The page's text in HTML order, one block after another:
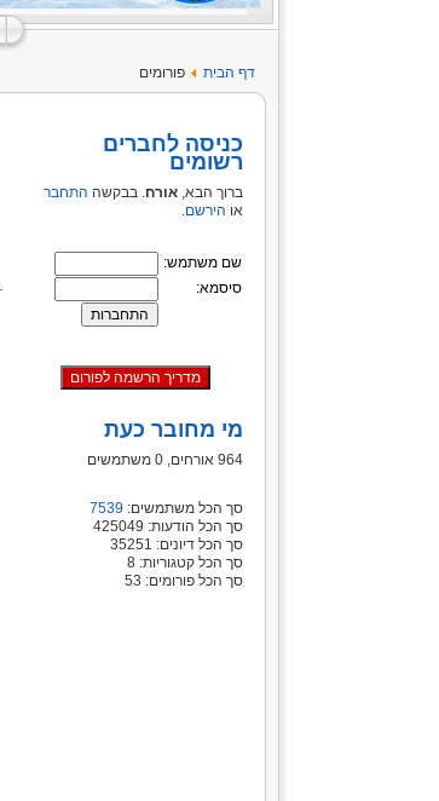
דף הבית פורומים
כניסה לחברים
רשומים
ברוך הבא, אורח. בבקשה התחבר
או הירשם.
שם משתמש:
סיסמא:
מי מחובר כעת
964 אורחים, 0 משתמשים
סך הכל משתמשים: 7539
סך הכל הודעות: 425049
סך הכל דיונים: 35251
סך הכל קטגוריות: 8
סך הכל פורומים: 53